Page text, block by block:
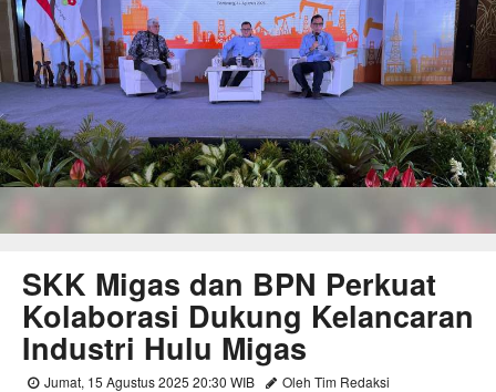
SKK Migas dan BPN Perkuat
Kolaborasi Dukung Kelancaran
Industri Hulu Migas
Jumat, 15 Agustus 2025 20:30 WIB Oleh Tim Redaksi